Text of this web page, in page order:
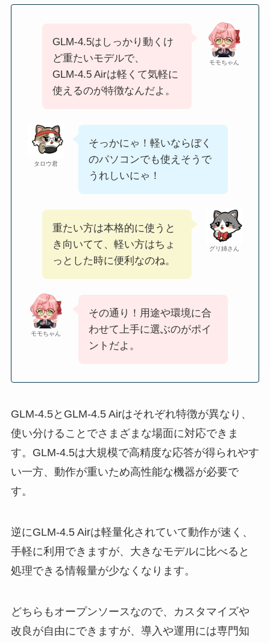
モモちゃん
GLM‑4.5はしっかり動くけ
ど重たいモデルで、
GLM‑4.5 Airは軽くて気軽に
使えるのが特徴なんだよ。
タロウ君
そっかにゃ！軽いならぼく
のパソコンでも使えそうで
うれしいにゃ！
グリ姉さん
重たい方は本格的に使うと
き向いてて、軽い方はちょ
っとした時に便利なのね。
モモちゃん
その通り！用途や環境に合
わせて上手に選ぶのがポイ
ントだよ。
GLM‑4.5とGLM‑4.5 Airはそれぞれ特徴が異なり、
使い分けることでさまざまな場面に対応できま
す。GLM‑4.5は大規模で高精度な応答が得られやす
い一方、動作が重いため高性能な機器が必要で
す。
逆にGLM‑4.5 Airは軽量化されていて動作が速く、
手軽に利用できますが、大きなモデルに比べると
処理できる情報量が少なくなります。
どちらもオープンソースなので、カスタマイズや
改良が自由にできますが、導入や運用には専門知